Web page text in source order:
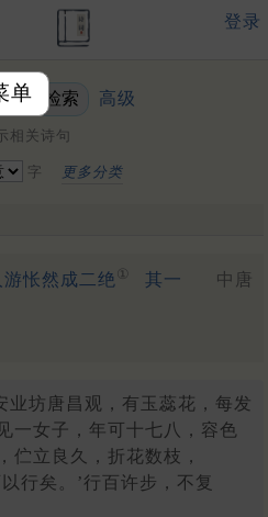
单
登录
高级
相关诗句
字 更多分类
怅然成二绝 ① 其一
中唐
坊唐昌观，有玉蕊花，每发
一女子，年可十七八，容色
伫立良久，折花数枝，
行矣。’行百许步，不复